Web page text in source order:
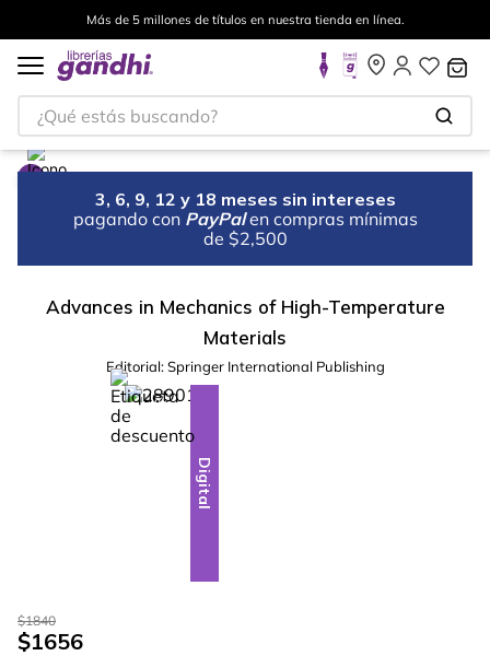
Más de 5 millones de títulos en nuestra tienda en línea.
¿Qué estás buscando?
3, 6, 9, 12 y 18 meses sin intereses
pagando con PayPal en compras mínimas
de $2,500
Advances in Mechanics of High-Temperature
Materials
Editorial: Springer International Publishing
-10%
Digital
$1840
$1656